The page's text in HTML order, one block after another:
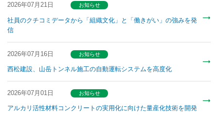
2026年07月21日 お知らせ
社員のクチコミデータから「組織文化」と「働きがい」の強みを発
信
2026年07月16日 お知らせ
⻄松建設、⼭岳トンネル施⼯の⾃動運転システムを⾼度化
2026年07月01日 お知らせ
アルカリ活性材料コンクリートの実用化に向けた量産化技術を開発